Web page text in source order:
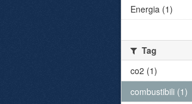
Energia (1)
Tag
co2 (1)
combustibili (1)